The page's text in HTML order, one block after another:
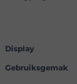
Display
Gebruiksgemak